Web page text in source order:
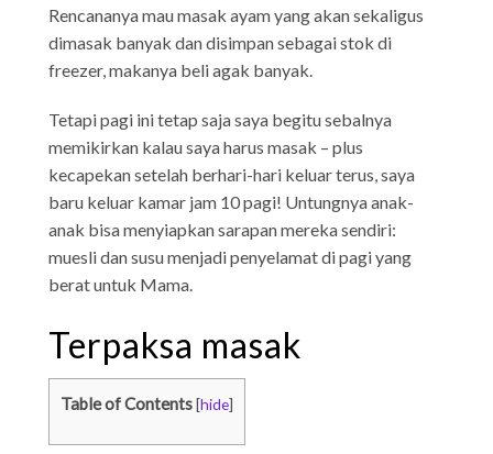
Rencananya mau masak ayam yang akan sekaligus
dimasak banyak dan disimpan sebagai stok di
freezer, makanya beli agak banyak.
Tetapi pagi ini tetap saja saya begitu sebalnya
memikirkan kalau saya harus masak – plus
kecapekan setelah berhari-hari keluar terus, saya
baru keluar kamar jam 10 pagi! Untungnya anak-
anak bisa menyiapkan sarapan mereka sendiri:
muesli dan susu menjadi penyelamat di pagi yang
berat untuk Mama.
Terpaksa masak
Table of Contents[hide]